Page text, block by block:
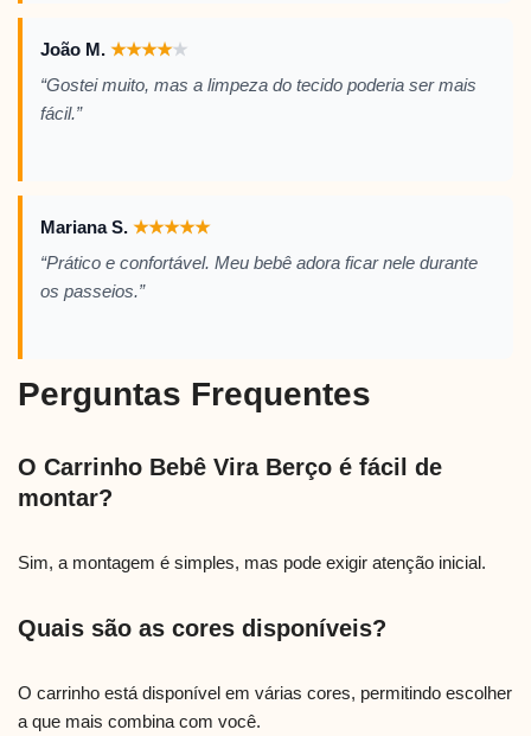
João M. ★★★★★
“Gostei muito, mas a limpeza do tecido poderia ser mais
fácil.”
Mariana S. ★★★★★
“Prático e confortável. Meu bebê adora ficar nele durante
os passeios.”
Perguntas Frequentes
O Carrinho Bebê Vira Berço é fácil de
montar?
Sim, a montagem é simples, mas pode exigir atenção inicial.
Quais são as cores disponíveis?
O carrinho está disponível em várias cores, permitindo escolher
a que mais combina com você.